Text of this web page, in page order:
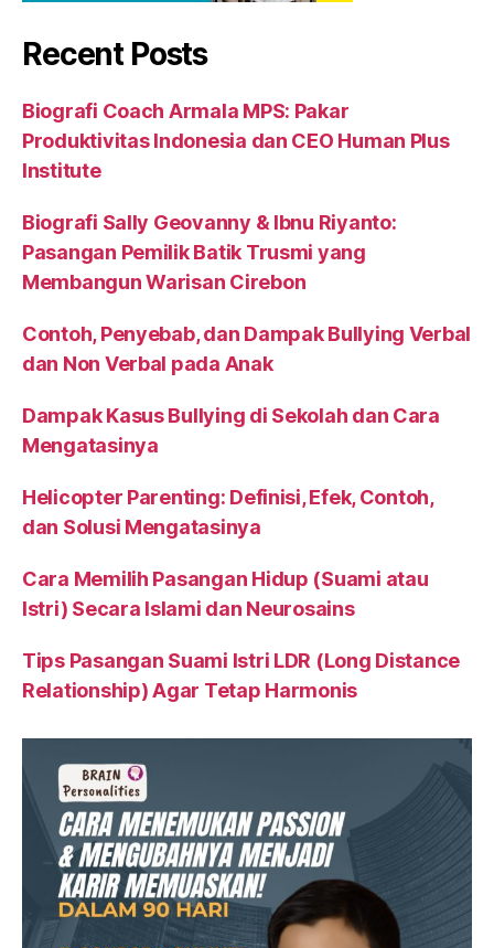
Recent Posts
Biografi Coach Armala MPS: Pakar
Produktivitas Indonesia dan CEO Human Plus
Institute
Biografi Sally Geovanny & Ibnu Riyanto:
Pasangan Pemilik Batik Trusmi yang
Membangun Warisan Cirebon
Contoh, Penyebab, dan Dampak Bullying Verbal
dan Non Verbal pada Anak
Dampak Kasus Bullying di Sekolah dan Cara
Mengatasinya
Helicopter Parenting: Definisi, Efek, Contoh,
dan Solusi Mengatasinya
Cara Memilih Pasangan Hidup (Suami atau
Istri) Secara Islami dan Neurosains
Tips Pasangan Suami Istri LDR (Long Distance
Relationship) Agar Tetap Harmonis